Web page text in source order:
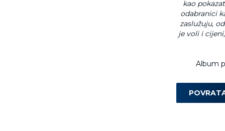
kao
odabranici
zaslužuju,
je voli i
Album